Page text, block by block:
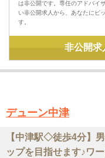
は非公開です。専任のアドバイ
い非公開求人から、あなたにピ
す。
非公開求
デューン中津
【中津駅◇徒歩4分】
ップを目指せます♪ワ